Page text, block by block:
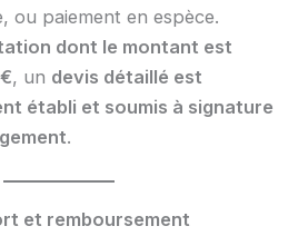
ou paiement en espèce.
dont le montant est
, un devis détaillé est
établi et soumis à signature
.
et remboursement